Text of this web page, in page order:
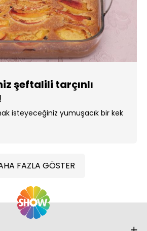
şeftalili tarçınlı
isteyeceğiniz yumuşacık bir kek
FAZLA GÖSTER